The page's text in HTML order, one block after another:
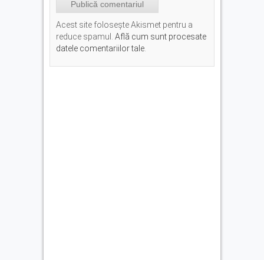
Acest site folosește Akismet pentru a
reduce spamul. Află cum sunt procesate
datele comentariilor tale